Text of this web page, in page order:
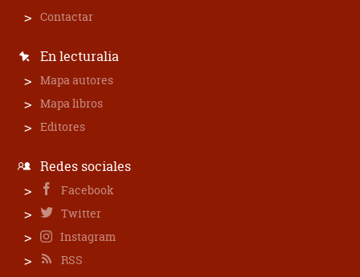
Contactar
En lecturalia
Mapa autores
Mapa libros
Editores
Redes sociales
Facebook
Twitter
Instagram
RSS